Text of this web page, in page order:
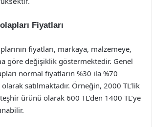
Fiyatları
fiyatları, markaya, malzemeye,
göre değişiklik göstermektedir. Genel
normal fiyatların %30 ila %70
satılmaktadır. Örneğin, 2000 TL’lik
ürünü olarak 600 TL’den 1400 TL’ye